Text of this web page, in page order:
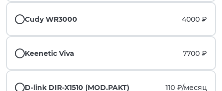
Cudy WR3000 4000 ₽
Keenetic Viva 7700 ₽
D-link DIR-X1510 (MOD.PAKT) 110 ₽/месяц